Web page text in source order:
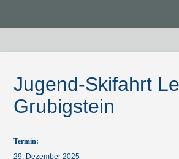
Jugend-Skifahrt
Grubigstein
Termin:
29. Dezember 2025